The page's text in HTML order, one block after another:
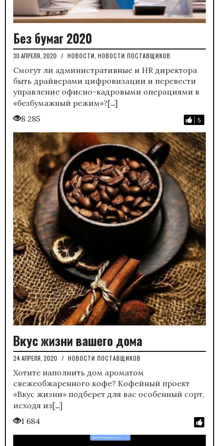
Без бумаг 2020
30 АПРЕЛЯ, 2020 / НОВОСТИ НОВОСТИ ПОСТАВЩИКОВ
Смогут ли административные и HR директора
быть драйверами цифровизации и перевести
управление офисно-кадровыми операциями в
«безбумажный режим»?[…]
5
8 285
Вкус жизни вашего дома
24 АПРЕЛЯ, 2020 / НОВОСТИ ПОСТАВЩИКОВ
Хотите наполнить дом ароматом
свежеобжаренного кофе? Кофейный проект
«Вкус жизни» подберет для вас особенный сорт,
исходя из[…]
1 684